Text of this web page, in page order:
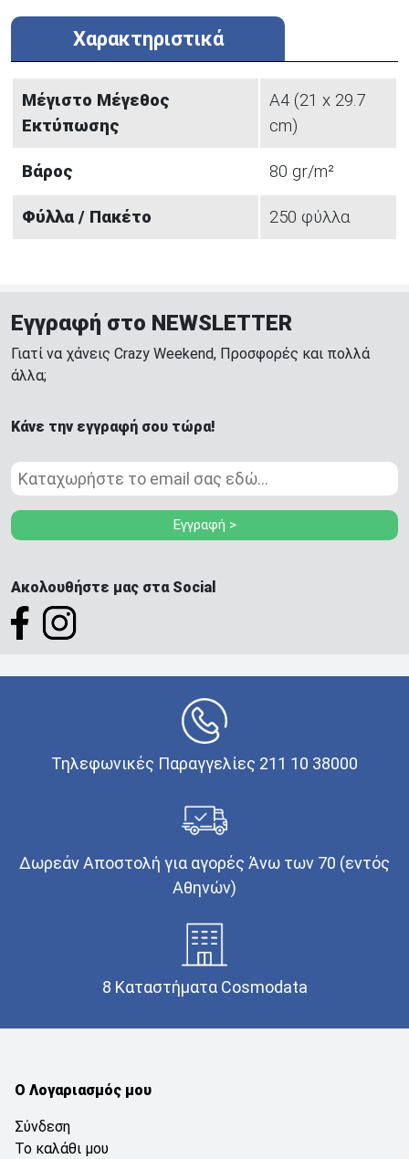
Χαρακτηριστικά
Μέγιστο Μέγεθος
Εκτύπωσης
Α4 (21 x 29.7
cm)
Βάρος 80 gr/m²
Φύλλα / Πακέτο 250 φύλλα
Εγγραφή στο NEWSLETTER
Γιατί να χάνεις Crazy Weekend, Προσφορές και πολλά
άλλα;
Κάνε την εγγραφή σου τώρα!
Εγγραφή >
Ακολουθήστε μας στα Social
Τηλεφωνικές Παραγγελίες 211 10 38000
Δωρεάν Αποστολή για αγορές Άνω των 70 (εντός
Αθηνών)
8 Καταστήματα Cosmodata
Ο Λογαριασμός μου
Σύνδεση
Το καλάθι μου